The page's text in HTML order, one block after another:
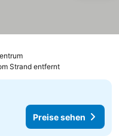
Strand entfernt
Preise sehen